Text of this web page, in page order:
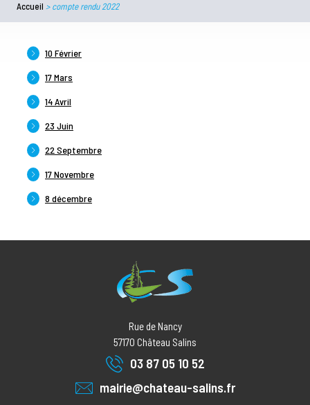
Accueil >compte rendu 2022
10 Février
17 Mars
14 Avril
23 Juin
22 Septembre
17 Novembre
8 décembre
Rue de Nancy
57170 Château Salins
03 87 05 10 52
mairie@chateau-salins.fr